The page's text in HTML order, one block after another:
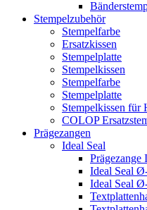
Stempelzubehör
Stempelfarbe
Ersatzkissen
Stempelplatte
Stempelkissen
Stempelfarbe
Stempelplatte
Stempelkissen für
COLOP
Prägezangen
Ideal Seal
Prägezange
Ideal Seal
Ideal Seal